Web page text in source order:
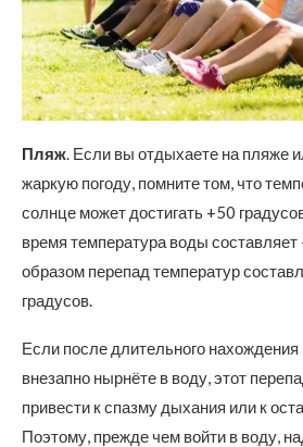
Пляж. Если вы отдыхаете на пляже
жаркую погоду, помните том, что
солнце может достигать +50
время температура воды
образом перепад температур
градусов.
Если после длительного нахождения
внезапно нырнёте в воду, этот
привести к спазму дыхания или к
Поэтому, прежде чем войти в воду,